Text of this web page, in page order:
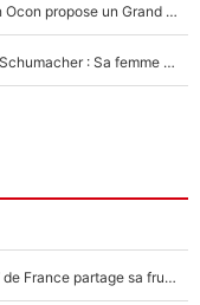
Comme pour le final du Tour de France, Esteban Ocon propose un Grand Prix de Formule 1 à Paris : «Autour de l’Arc de Triomphe, ce serait génial» !
Nouvelle rumeur autour de la santé de Michael Schumacher : Sa femme Corinna sort du silence
Mis de côté par Fabien Galthié, un joueur du XV de France partage sa frustration : «ils ne me l’ont pas dit tout de suite»